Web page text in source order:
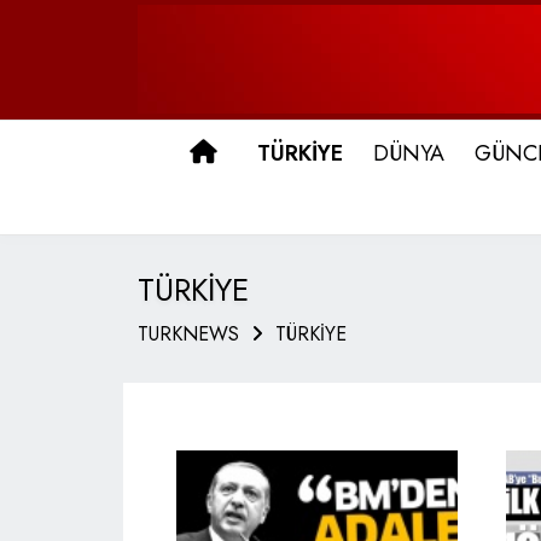
ANA SAYFA
TÜRKİYE DÜNYA
TÜRKİYE
TURKNEWS TÜRKİYE